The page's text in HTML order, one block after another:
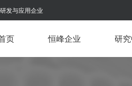
发与应用企业
页 恒峰企业 研